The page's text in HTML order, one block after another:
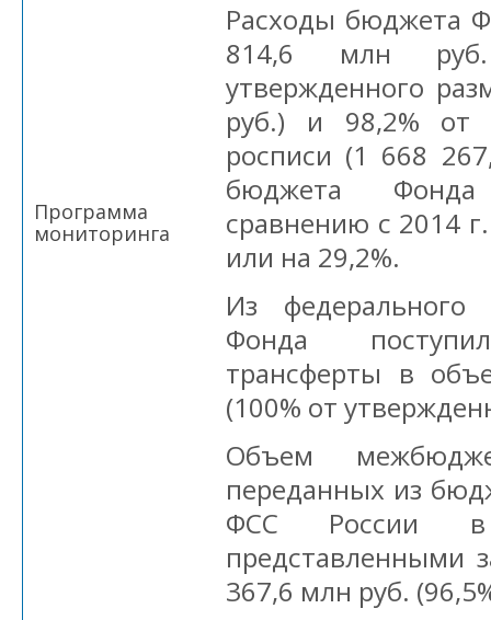
Программа
мониторинга
Расходы бюджета
814,6 млн
утвержденного
руб.) и 98,2% от
росписи (1 668
бюджета
сравнению с 2014
или на 29,2%.
Из
Фонда
трансферты в
(100% от
Объем
переданных из
ФСС России в
представленными
367,6 млн руб.